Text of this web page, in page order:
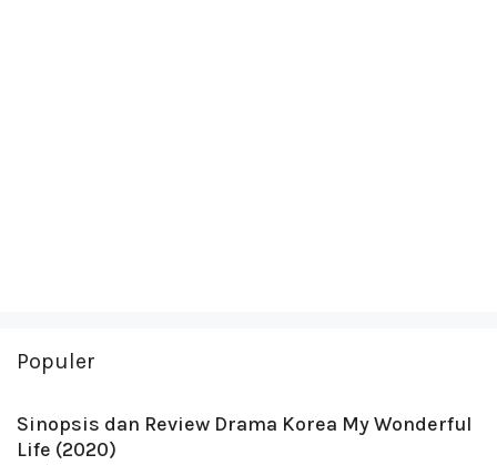
Populer
Sinopsis dan Review Drama Korea My Wonderful
Life (2020)